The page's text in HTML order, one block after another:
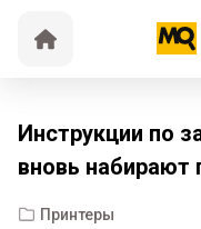
Инструкции по
вновь набирают
Принтеры